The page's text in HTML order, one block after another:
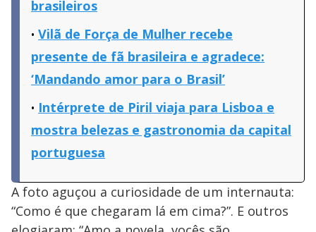
brasileiros
Vilã de Força de Mulher recebe
presente de fã brasileira e agradece:
‘Mandando amor para o Brasil’
Intérprete de Piril viaja para Lisboa e
mostra belezas e gastronomia da capital
portuguesa
A foto aguçou a curiosidade de um internauta:
“Como é que chegaram lá em cima?”. E outros